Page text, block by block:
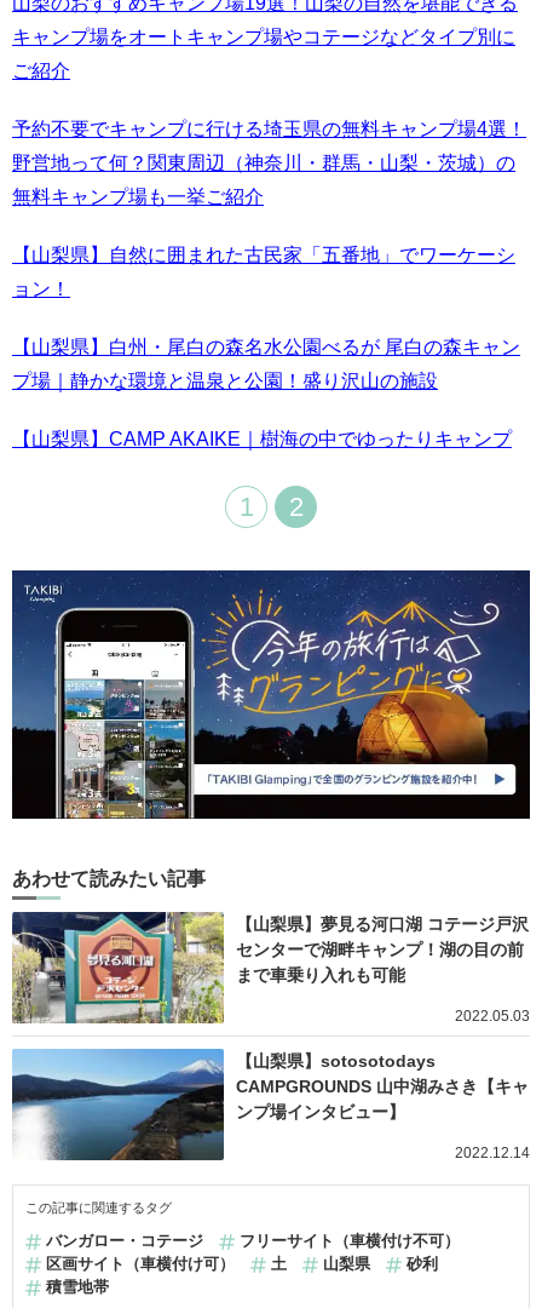
キャンプ場をオートキャンプ場やコテージなどタイプ別に
ご紹介
予約不要でキャンプに行ける埼玉県の無料キャンプ場4選！
野営地って何？関東周辺（神奈川・群馬・山梨・茨城）の
無料キャンプ場も一挙ご紹介
【山梨県】自然に囲まれた古民家「五番地」でワーケーシ
ョン！
【山梨県】白州・尾白の森名水公園べるが 尾白の森キャン
プ場｜静かな環境と温泉と公園！盛り沢山の施設
【山梨県】CAMP AKAIKE｜樹海の中でゆったりキャンプ
1 2
あわせて読みたい記事
【山梨県】夢見る河口湖 コテージ戸沢
センターで湖畔キャンプ！湖の目の前
まで車乗り入れも可能
2022.05.03
【山梨県】sotosotodays
CAMPGROUNDS 山中湖みさき【キャ
ンプ場インタビュー】
2022.12.14
この記事に関連するタグ
バンガロー・コテージ
フリーサイト（車横付け不可）
区画サイト（車横付け可）
土 山梨県
砂利
積雪地帯